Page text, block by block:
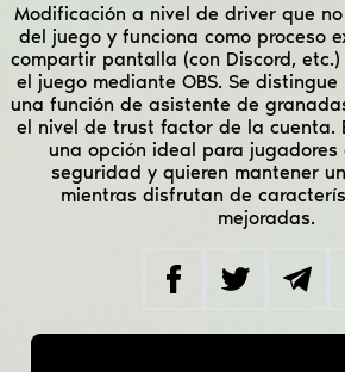
Modificación a nivel de driver que
del juego y funciona como proceso
compartir pantalla (con Discord,
el juego mediante OBS. Se
una función de asistente de
el nivel de trust factor de la cuenta.
una opción ideal para
seguridad y quieren mantener
mientras disfrutan de
mejoradas.